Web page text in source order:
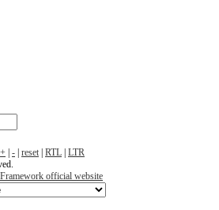
+ | - | reset | RTL | LTR
official website